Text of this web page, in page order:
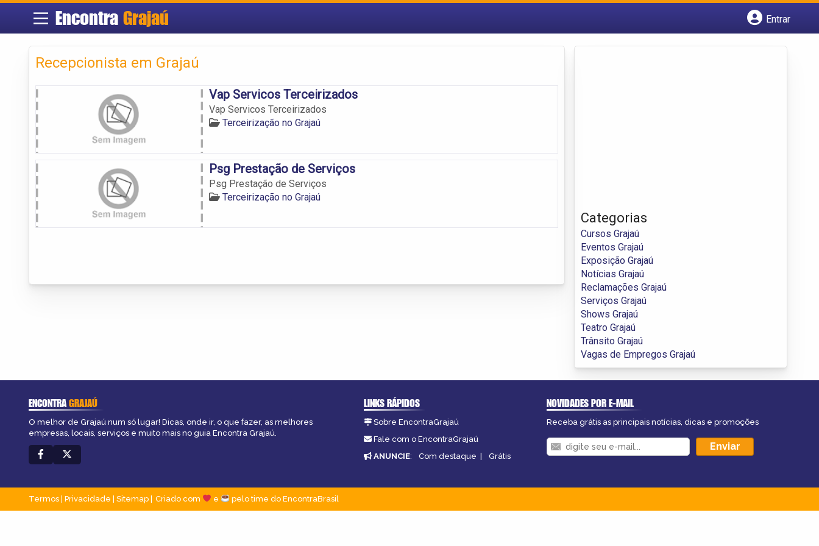
Encontra Grajaú
Entrar
Recepcionista em Grajaú
Vap Servicos Terceirizados
Vap Servicos Terceirizados
Terceirização no Grajaú
Psg Prestação de Serviços
Psg Prestação de Serviços
Terceirização no Grajaú
Categorias
Cursos Grajaú
Eventos Grajaú
Exposição Grajaú
Notícias Grajaú
Reclamações Grajaú
Serviços Grajaú
Shows Grajaú
Teatro Grajaú
Trânsito Grajaú
Vagas de Empregos Grajaú
ENCONTRAGRAJAÚ
O melhor de Grajaú num só lugar! Dicas, onde ir, o que fazer, as melhores
empresas, locais, serviços e muito mais no guia Encontra Grajaú.
LINKS RÁPIDOS
Sobre EncontraGrajaú
Fale com o EncontraGrajaú
ANUNCIE: Com destaque | Grátis
NOVIDADES POR E-MAIL
Receba grátis as principais notícias, dicas e promoções
Termos Privacidade Sitemap Criado com e pelo time do EncontraBrasil